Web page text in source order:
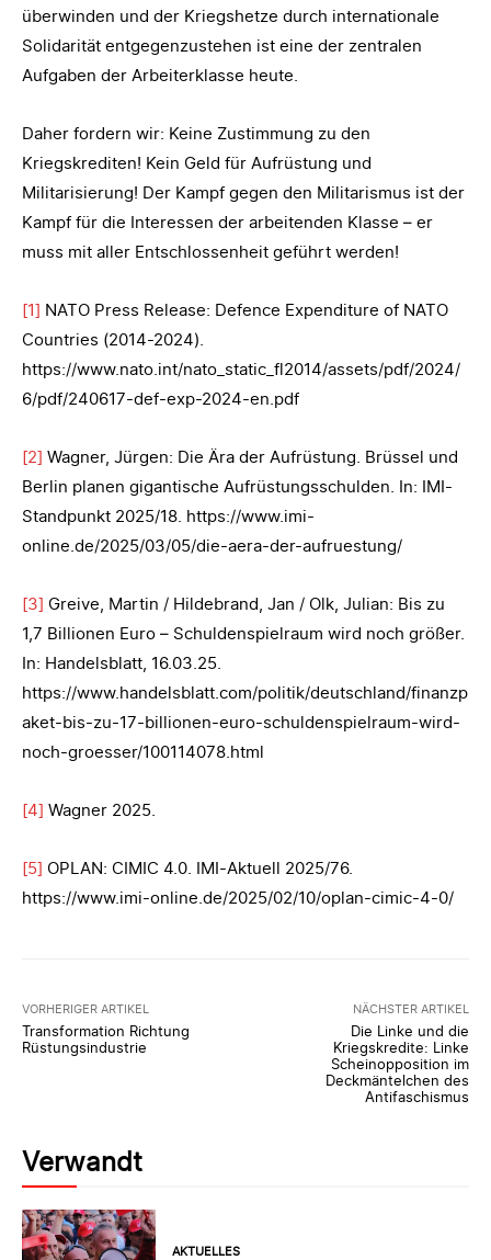
überwinden und der Kriegshetze durch internationale
Solidarität entgegenzustehen ist eine der zentralen
Aufgaben der Arbeiterklasse heute.
Daher fordern wir: Keine Zustimmung zu den
Kriegskrediten! Kein Geld für Aufrüstung und
Militarisierung! Der Kampf gegen den Militarismus ist der
Kampf für die Interessen der arbeitenden Klasse – er
muss mit aller Entschlossenheit geführt werden!
[1] NATO Press Release: Defence Expenditure of NATO
Countries (2014-2024).
https://www.nato.int/nato_static_fl2014/assets/pdf/2024/
6/pdf/240617-def-exp-2024-en.pdf
[2] Wagner, Jürgen: Die Ära der Aufrüstung. Brüssel und
Berlin planen gigantische Aufrüstungsschulden. In: IMI-
Standpunkt 2025/18. https://www.imi-
online.de/2025/03/05/die-aera-der-aufruestung/
[3] Greive, Martin / Hildebrand, Jan / Olk, Julian: Bis zu
1,7 Billionen Euro – Schuldenspielraum wird noch größer.
In: Handelsblatt, 16.03.25.
https://www.handelsblatt.com/politik/deutschland/finanzp
aket-bis-zu-17-billionen-euro-schuldenspielraum-wird-
noch-groesser/100114078.html
[4] Wagner 2025.
[5] OPLAN: CIMIC 4.0. IMI-Aktuell 2025/76.
https://www.imi-online.de/2025/02/10/oplan-cimic-4-0/
VORHERIGER ARTIKEL
Transformation Richtung
Rüstungsindustrie
NÄCHSTER ARTIKEL
Die Linke und die
Kriegskredite: Linke
Scheinopposition im
Deckmäntelchen des
Antifaschismus
Verwandt
AKTUELLES